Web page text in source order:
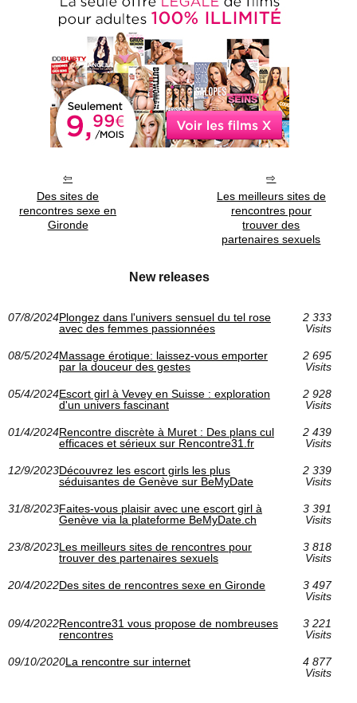
Des sites de
rencontres sexe en
Gironde
Les meilleurs sites de
rencontres pour
trouver des
partenaires sexuels
New releases
07/8/2024Plongez dans l'univers sensuel du tel rose
avec des femmes passionnées
2 333
Visits
08/5/2024Massage érotique: laissez-vous emporter
par la douceur des gestes
2 695
Visits
05/4/2024Escort girl à Vevey en Suisse : exploration
d'un univers fascinant
2 928
Visits
01/4/2024Rencontre discrète à Muret : Des plans cul
efficaces et sérieux sur Rencontre31.fr
2 439
Visits
12/9/2023Découvrez les escort girls les plus
séduisantes de Genève sur BeMyDate
2 339
Visits
31/8/2023Faites-vous plaisir avec une escort girl à
Genève via la plateforme BeMyDate.ch
3 391
Visits
23/8/2023Les meilleurs sites de rencontres pour
trouver des partenaires sexuels
3 818
Visits
20/4/2022Des sites de rencontres sexe en Gironde
3 497
Visits
09/4/2022Rencontre31 vous propose de nombreuses
rencontres
3 221
Visits
09/10/2020La rencontre sur internet
4 877
Visits